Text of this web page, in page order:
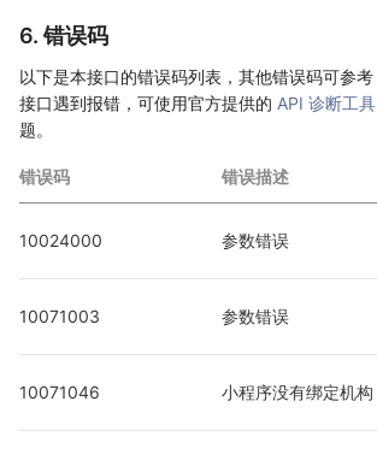
6. 错误码
以下是本接口的错误码列表，其他错误码可参考
接口遇到报错，可使用官方提供的 API 诊断工具
题。
错误码 错误描述
10024000 参数错误
10071003 参数错误
10071046 小程序没有绑定机构